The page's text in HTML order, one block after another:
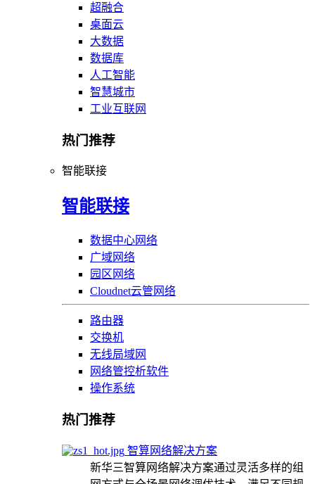
超融合
桌面云
大数据
数据库
人工智能
智慧城市
工业互联网
热门推荐
智能联接
智能联接
数据中心网络
广域网络
园区网络
Cloudnet云管网络
路由器
交换机
无线局域网
网络管控析软件
操作系统
热门推荐
智算网络解决方案
新华三智算网络解决方案通过灵活多样的组